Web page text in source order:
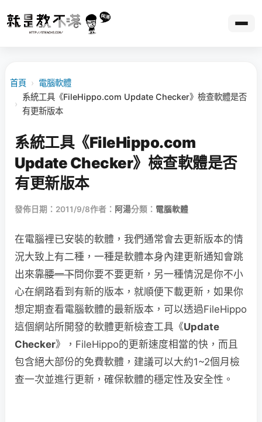
首頁 › 電腦軟體
›
系統工具《FileHippo.com Update Checker》檢查軟體是否
有更新版本
系統工具《FileHippo.com
Update Checker》檢查軟體是否
有更新版本
發佈日期：2011/9/8作者： 阿湯分類： 電腦軟體
在電腦裡已安裝的軟體，我們通常會去更新版本的情
況大致上有二種，一種是軟體本身內建更新通知會跳
出來靠腰一下問你要不要更新，另一種情況是你不小
心在網路看到有新的版本，就順便下載更新，如果你
想定期查看電腦軟體的最新版本，可以透過FileHippo
這個網站所開發的軟體更新檢查工具《Update
Checker》，FileHippo的更新速度相當的快，而且
包含絕大部份的免費軟體，建議可以大約1~2個月檢
查一次並進行更新，確保軟體的穩定性及安全性。